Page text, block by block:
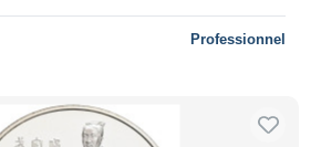
Professionnel